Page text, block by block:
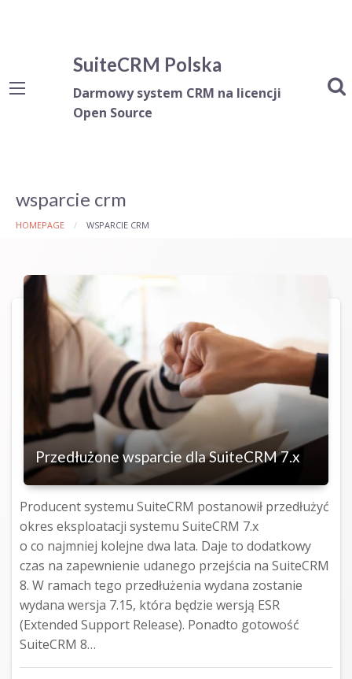
SuiteCRM Polska
Darmowy system CRM na licencji
Open Source
wsparcie crm
HOMEPAGE WSPARCIE CRM
Przedłużone wsparcie dla SuiteCRM 7.x
Producent systemu SuiteCRM postanowił przedłużyć
okres eksploatacji systemu SuiteCRM 7.x
o co najmniej kolejne dwa lata. Daje to dodatkowy
czas na zapewnienie udanego przejścia na SuiteCRM
8. W ramach tego przedłużenia wydana zostanie
wydana wersja 7.15, która będzie wersją ESR
(Extended Support Release). Ponadto gotowość
SuiteCRM 8…